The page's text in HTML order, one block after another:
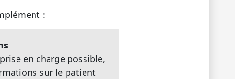
:
en charge possible,
sur le patient